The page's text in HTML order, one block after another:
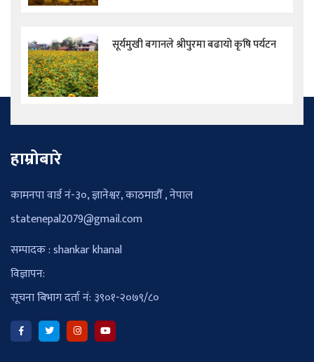
सूर्यमुखी बगानले श्रीपुरमा बढायो कृषि पर्यटन
हाम्रोबारे
कामनपा वार्ड नं-३०, ज्ञानेश्वर, काठमाडौँ , नेपाल
statenepal2079@gmail.com
सम्पादक : shankar khanal
विज्ञापन:
सूचना बिभाग दर्ता नं: ३९०१-२०७९/८०